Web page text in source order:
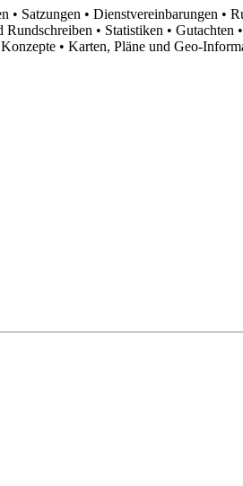
• Satzungen • Dienstvereinbarungen •
Rundschreiben • Statistiken • Gutachten
• Karten, Pläne und Geo-